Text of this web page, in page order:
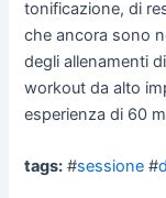
tonificazione, di
che ancora sono
degli allenamenti
workout da alto
esperienza di 60
tags: #sessione #